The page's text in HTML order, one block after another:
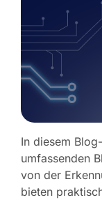
In diesem
umfassenden
von der
bieten